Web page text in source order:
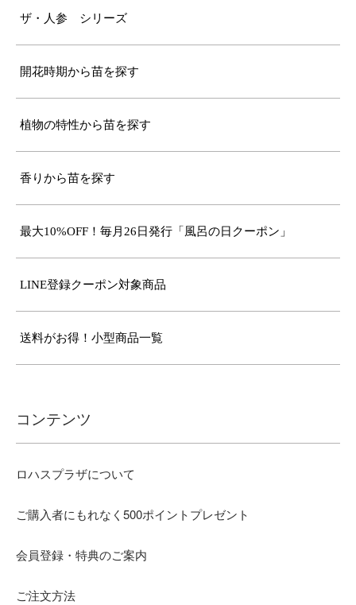
ザ・人参 シリーズ
開花時期から苗を探す
植物の特性から苗を探す
香りから苗を探す
最大10%OFF！毎月26日発行「風呂の日クーポン」
LINE登録クーポン対象商品
送料がお得！小型商品一覧
コンテンツ
ロハスプラザについて
ご購入者にもれなく500ポイントプレゼント
会員登録・特典のご案内
ご注文方法